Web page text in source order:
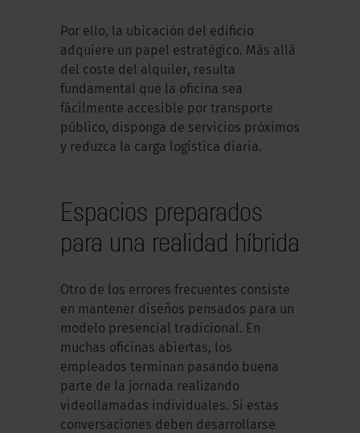
Por ello, la ubicación del edificio
adquiere un papel estratégico. Más allá
del coste del alquiler, resulta
fundamental que la oficina sea
fácilmente accesible por transporte
público, disponga de servicios próximos
y reduzca la carga logística diaria.
Espacios preparados
para una realidad híbrida
Otro de los errores frecuentes consiste
en mantener diseños pensados para un
modelo presencial tradicional. En
muchas oficinas abiertas, los
empleados terminan pasando buena
parte de la jornada realizando
videollamadas individuales. Si estas
conversaciones deben desarrollarse